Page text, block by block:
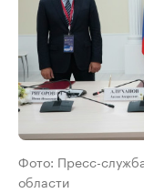
Фото: Пресс-
области